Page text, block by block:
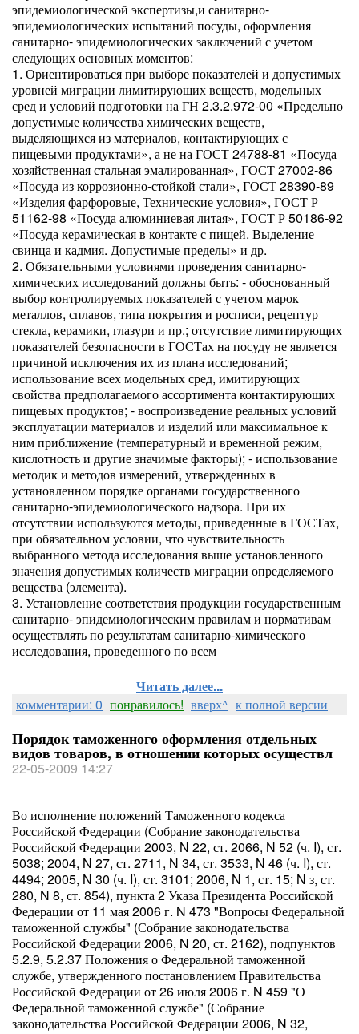
эпидемиологической экспертизы,и санитарно-
эпидемиологических испытаний посуды, оформления
санитарно- эпидемиологических заключений с учетом
следующих основных моментов:
1. Ориентироваться при выборе показателей и допустимых
уровней миграции лимитирующих веществ, модельных
сред и условий подготовки на ГН 2.3.2.972-00 «Предельно
допустимые количества химических веществ,
выделяющихся из материалов, контактирующих с
пищевыми продуктами», а не на ГОСТ 24788-81 «Посуда
хозяйственная стальная эмалированная», ГОСТ 27002-86
«Посуда из коррозионно-стойкой стали», ГОСТ 28390-89
«Изделия фарфоровые, Технические условия», ГОСТ Р
51162-98 «Посуда алюминиевая литая», ГОСТ Р 50186-92
«Посуда керамическая в контакте с пищей. Выделение
свинца и кадмия. Допустимые пределы» и др.
2. Обязательными условиями проведения санитарно-
химических исследований должны быть: - обоснованный
выбор контролируемых показателей с учетом марок
металлов, сплавов, типа покрытия и росписи, рецептур
стекла, керамики, глазури и пр.; отсутствие лимитирующих
показателей безопасности в ГОСТах на посуду не является
причиной исключения их из плана исследований;
использование всех модельных сред, имитирующих
свойства предполагаемого ассортимента контактирующих
пищевых продуктов; - воспроизведение реальных условий
эксплуатации материалов и изделий или максимальное к
ним приближение (температурный и временной режим,
кислотность и другие значимые факторы); - использование
методик и методов измерений, утвержденных в
установленном порядке органами государственного
санитарно-эпидемиологического надзора. При их
отсутствии используются методы, приведенные в ГОСТах,
при обязательном условии, что чувствительность
выбранного метода исследования выше установленного
значения допустимых количеств миграции определяемого
вещества (элемента).
3. Установление соответствия продукции государственным
санитарно- эпидемиологическим правилам и нормативам
осуществлять по результатам санитарно-химического
исследования, проведенного по всем
Читать далее...
комментарии: 0 понравилось! вверх^ к полной версии
Порядок таможенного оформления отдельных
видов товаров, в отношении которых осуществл
22-05-2009 14:27
Во исполнение положений Таможенного кодекса
Российской Федерации (Собрание законодательства
Российской Федерации 2003, N 22, ст. 2066, N 52 (ч. I), ст.
5038; 2004, N 27, ст. 2711, N 34, ст. 3533, N 46 (ч. I), ст.
4494; 2005, N 30 (ч. I), ст. 3101; 2006, N 1, ст. 15; N з, ст.
280, N 8, ст. 854), пункта 2 Указа Президента Российской
Федерации от 11 мая 2006 г. N 473 "Вопросы Федеральной
таможенной службы" (Собрание законодательства
Российской Федерации 2006, N 20, ст. 2162), подпунктов
5.2.9, 5.2.37 Положения о Федеральной таможенной
службе, утвержденного постановлением Правительства
Российской Федерации от 26 июля 2006 г. N 459 "О
Федеральной таможенной службе" (Собрание
законодательства Российской Федерации 2006, N 32,